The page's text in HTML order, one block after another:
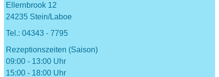
Ellernbrook 12
24235 Stein/Laboe
Tel.: 04343 - 7795
Rezeptionszeiten (Saison)
09:00 - 13:00 Uhr
15:00 - 18:00 Uhr